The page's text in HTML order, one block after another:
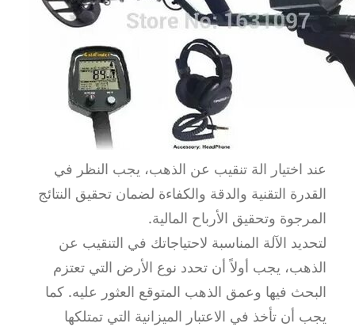
عند اختيار الة تنقيب عن الذهب، يجب النظر في
القدرة التقنية والدقة والكفاءة لضمان تحقيق النتائج
المرجوة وتحقيق الأرباح المالية.
لتحديد الآلة المناسبة لاحتياجاتك في التنقيب عن
الذهب، يجب أولاً أن تحدد نوع الأرض التي تعتزم
البحث فيها وعمق الذهب المتوقع العثور عليه. كما
يجب أن تأخذ في الاعتبار الميزانية التي تمتلكها